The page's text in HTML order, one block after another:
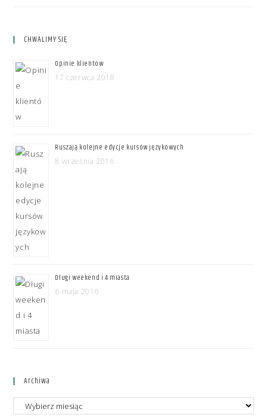
CHWALIMY SIĘ
Opinie klientów
17 czerwca 2018
Ruszają kolejne edycje kursów językowych
8 września 2016
Długi weekend i 4 miasta
6 maja 2016
Archiwa